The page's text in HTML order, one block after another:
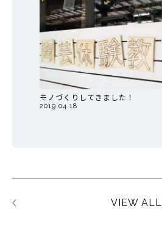
モノづくりしてきました！
2019.04.18
VIEW ALL